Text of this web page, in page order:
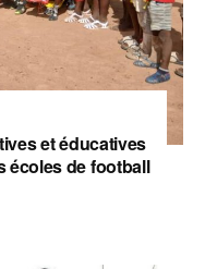
et éducatives
écoles de football